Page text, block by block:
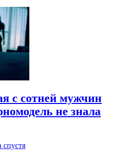
с сотней мужчин
не знала
спустя